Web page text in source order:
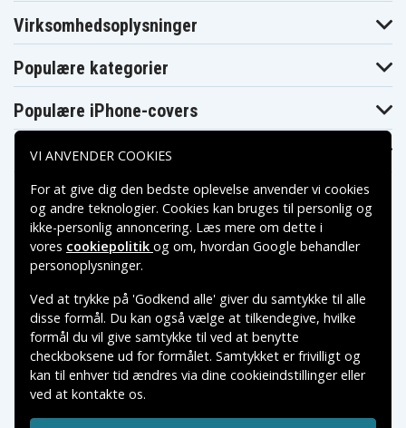
Virksomhedsoplysninger
Populære kategorier
Populære iPhone-covers
Populære Samsung-covers
Betalingsmuligheder
Leveringsmuligheder
Copyright © 2026, Spares Nordic AB
VAREMÆRKER NÆVNT PÅ DETTE WEB TILHØRER DE
VI ANVENDER COOKIES
For at give dig den bedste oplevelse anvender vi cookies
og andre teknologier. Cookies kan bruges til personlig og
ikke-personlig annoncering. Læs mere om dette i
vores cookiepolitik og om, hvordan Google behandler
personoplysninger.
Ved at trykke på 'Godkend alle' giver du samtykke til alle
disse formål. Du kan også vælge at tilkendegive, hvilke
formål du vil give samtykke til ved at benytte
checkboksene ud for formålet. Samtykket er frivilligt og
kan til enhver tid ændres via dine cookieindstillinger eller
ved at kontakte os.